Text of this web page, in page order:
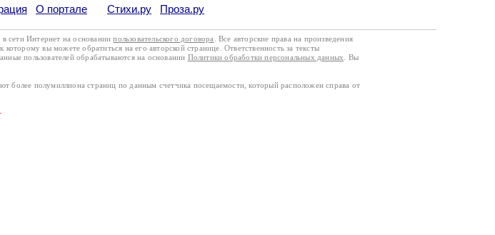
О портале Стихи.ру Проза.ру
в сети Интернет на основаниипользовательского договора
. Все авторские права на произведения
которому вы можете обратиться на его авторской странице. Ответственность за тексты
пользователей обрабатываются на основании Политики обработки персональных данных
. Вы
более полумиллиона страниц по данным счетчика посещаемости, который расположен справа от